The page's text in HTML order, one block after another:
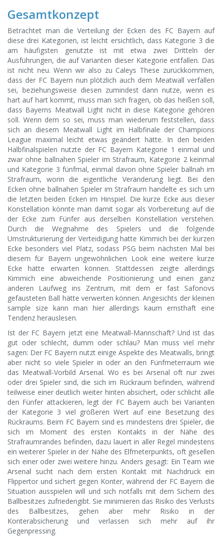
Gesamtkonzept
Betrachtet man die Verteilung der Ecken des FC Bayern auf
diese drei Kategorien, ist leicht ersichtlich, dass Kategorie 3 die
am häufigsten genutzte ist mit etwa zwei Dritteln der
Ausführungen, die auf Varianten dieser Kategorie entfallen. Das
ist nicht neu. Wenn wir also zu Caleys These zurückkommen,
dass der FC Bayern nun plötzlich auch dem Meatwall verfallen
sei, beziehungsweise diesen zumindest dann nutze, wenn es
hart auf hart kommt, muss man sich fragen, ob das heißen soll,
dass Bayerns Meatwall Light nicht in diese Kategorie gehören
soll. Wenn dem so sei, muss man wiederum feststellen, dass
sich an diesem Meatwall Light im Halbfinale der Champions
League maximal leicht etwas geändert hätte. In den beiden
Halbfinalspielen nutzte der FC Bayern Kategorie 1 einmal und
zwar ohne ballnahen Spieler im Strafraum, Kategorie 2 keinmal
und Kategorie 3 fünfmal, einmal davon ohne Spieler ballnah im
Strafraum, worin die eigentliche Veränderung liegt. Bei den
Ecken ohne ballnahen Spieler im Strafraum handelte es sich um
die letzten beiden Ecken im Hinspiel. Die kurze Ecke aus dieser
Konstellation könnte man damit sogar als Vorbereitung auf die
der Ecke zum Fünfer aus derselben Konstellation verstehen.
Durch die Wegnahme des Spielers und die folgende
Umstrukturierung der Verteidigung hatte Kimmich bei der kurzen
Ecke besonders viel Platz, sodass PSG beim nächsten Mal bei
diesem für Bayern ungewöhnlichen Look eine weitere kurze
Ecke hätte erwarten können. Stattdessen zeigte allerdings
Kimmich eine abweichende Positionierung und einen ganz
anderen Laufweg ins Zentrum, mit dem er fast Safonovs
gefausteten Ball hätte verwerten können. Angesichts der kleinen
sample size kann man hier allerdings kaum ernsthaft eine
Tendenz herauslesen.
Ist der FC Bayern jetzt eine Meatwall-Mannschaft? Und ist das
gut oder schlecht, dumm oder schlau? Man muss viel mehr
sagen: Der FC Bayern nutzt einige Aspekte des Meatwalls, bringt
aber nicht so viele Spieler in oder an den Fünfmeterraum wie
das Meatwall-Vorbild Arsenal. Wo es bei Arsenal oft nur zwei
oder drei Spieler sind, die sich im Rückraum befinden, während
teilweise einer deutlich weiter hinten absichert, oder schlicht alle
den Fünfer attackieren, legt der FC Bayern auch bei Varianten
der Kategorie 3 viel größeren Wert auf eine Besetzung des
Rückraums. Beim FC Bayern sind es mindestens drei Spieler, die
sich im Moment des ersten Kontakts in der Nähe des
Strafraumrandes befinden, dazu lauert in aller Regel mindestens
ein weiterer Spieler in der Nähe des Elfmeterpunkts, oft gesellen
sich einer oder zwei weitere hinzu. Anders gesagt: Ein Team wie
Arsenal sucht nach dem ersten Kontakt mit Nachdruck ein
Flippertor und sichert gegen Konter, während der FC Bayern die
Situation ausspielen will und sich notfalls mit dem Sichern des
Ballbesitzes zufriedengibt. Sie minimieren das Risiko des Verlusts
des Ballbesitzes, gehen aber mehr Risiko in der
Konterabsicherung und verlassen sich mehr auf ihr
Gegenpressing.